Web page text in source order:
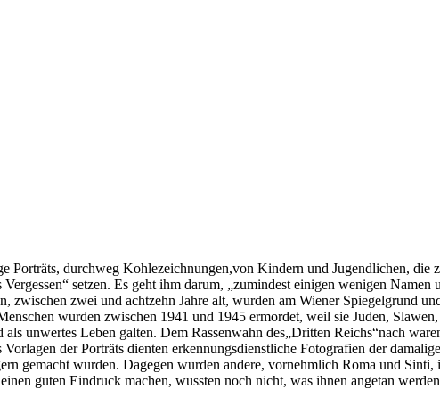
Porträts, durchweg Kohlezeichnungen,von Kindern und Jugendlichen,
setzen. Es geht ihm darum, „zumindest einigen wenigen
zwischen zwei und achtzehn Jahre alt, wurden am Wiener Spiegelgrund
wurden zwischen 1941 und 1945 ermordet, weil sie Juden,
unwertes Leben galten. Dem Rassenwahn des„Dritten Reichs“nach
der Porträts dienten erkennungsdienstliche Fotografien der
gemacht wurden. Dagegen wurden andere, vornehmlich Roma und
guten Eindruck machen, wussten noch nicht, was ihnen angetan